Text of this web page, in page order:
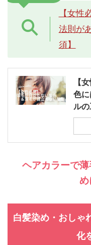
【女性
法則が
須】
【
色
ルの
ヘアカラーで
め
白髪染め・おしゃ
化